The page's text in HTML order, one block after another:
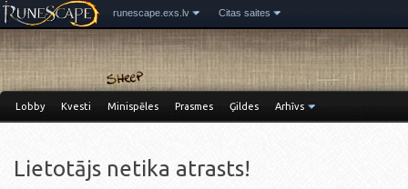
runescape.exs.lv Citas saites
Lobby Kvesti Minispēles Prasmes Ģildes Arhīvs
Lietotājs netika atrasts!